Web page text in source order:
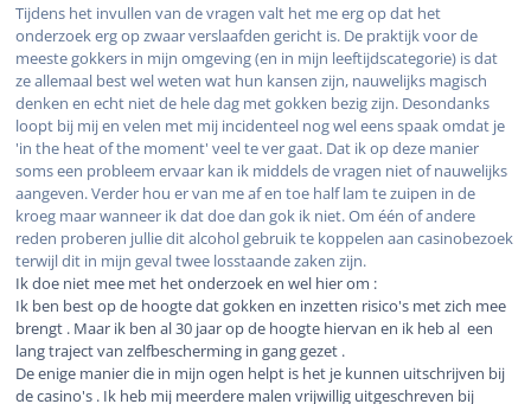
Tijdens het invullen van de vragen valt het me erg op dat het
onderzoek erg op zwaar verslaafden gericht is. De praktijk voor de
meeste gokkers in mijn omgeving (en in mijn leeftijdscategorie) is dat
ze allemaal best wel weten wat hun kansen zijn, nauwelijks magisch
denken en echt niet de hele dag met gokken bezig zijn. Desondanks
loopt bij mij en velen met mij incidenteel nog wel eens spaak omdat je
'in the heat of the moment' veel te ver gaat. Dat ik op deze manier
soms een probleem ervaar kan ik middels de vragen niet of nauwelijks
aangeven. Verder hou er van me af en toe half lam te zuipen in de
kroeg maar wanneer ik dat doe dan gok ik niet. Om één of andere
reden proberen jullie dit alcohol gebruik te koppelen aan casinobezoek
terwijl dit in mijn geval twee losstaande zaken zijn.
Ik doe niet mee met het onderzoek en wel hier om :
Ik ben best op de hoogte dat gokken en inzetten risico's met zich mee
brengt . Maar ik ben al 30 jaar op de hoogte hiervan en ik heb al een
lang traject van zelfbescherming in gang gezet .
De enige manier die in mijn ogen helpt is het je kunnen uitschrijven bij
de casino's . Ik heb mij meerdere malen vrijwillig uitgeschreven bij